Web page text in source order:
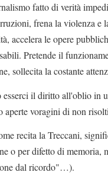
fatto di verità
frena la violenza e
accelera le opere
Pretende il
sollecita la costante
il diritto all'oblio in
aperte voragini di non
recita la Treccani,
o per difetto di memoria,
dal ricordo"…).